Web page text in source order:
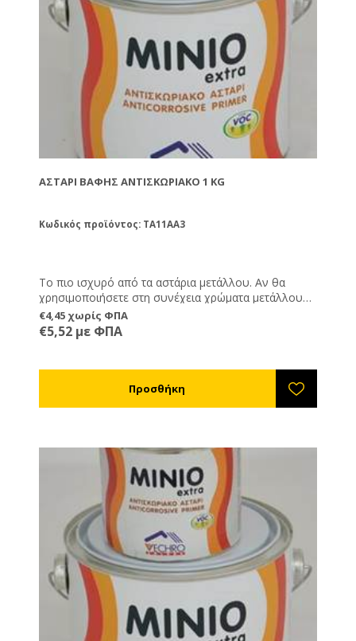
ΑΣΤΆΡΙ ΒΑΦΉΣ ΑΝΤΙΣΚΩΡΙΑΚΌ 1 KG
Κωδικός προϊόντος: TA11AA3
Το πιο ισχυρό από τα αστάρια μετάλλου. Αν θα
χρησιμοποιήσετε στη συνέχεια χρώματα μετάλλου
τότε αυτό είναι το πιο ισχυρό αστάρι. Συνδυάζεται
με χημικούς διαλύτες. Δε συνδυάζεται με νερό.
€4,45 χωρίς ΦΠΑ
€5,52 με ΦΠΑ